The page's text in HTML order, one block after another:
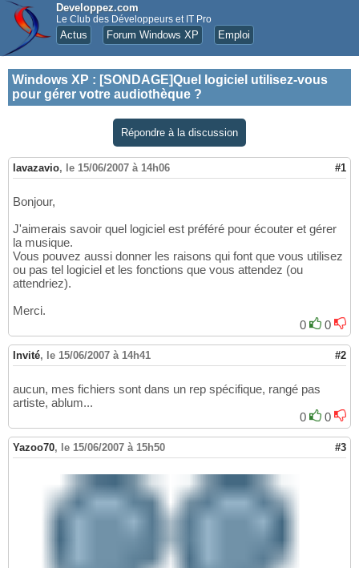
Developpez.com
Le Club des Développeurs et IT Pro
Actus Forum Windows XP Emploi
Windows XP : [SONDAGE]Quel logiciel utilisez-vous
pour gérer votre audiothèque ?
Répondre à la discussion
lavazavio, le 15/06/2007 à 14h06 #1
Bonjour,
J'aimerais savoir quel logiciel est préféré pour écouter et gérer
la musique.
Vous pouvez aussi donner les raisons qui font que vous utilisez
ou pas tel logiciel et les fonctions que vous attendez (ou
attendriez).
Merci.
0
0
Invité, le 15/06/2007 à 14h41 #2
aucun, mes fichiers sont dans un rep spécifique, rangé pas
artiste, ablum...
0
0
Yazoo70, le 15/06/2007 à 15h50 #3